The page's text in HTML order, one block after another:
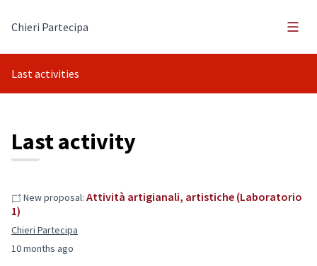
Chieri Partecipa
Main
Last activities
Last activity
10 months ago
New proposal: Attività artigianali, artistiche (Laboratorio
1)
Chieri Partecipa